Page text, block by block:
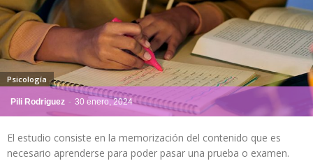
Pili Rodriguez - 30 enero, 2024
Psicología
El estudio consiste en la memorización del contenido que es
necesario aprenderse para poder pasar una prueba o examen.